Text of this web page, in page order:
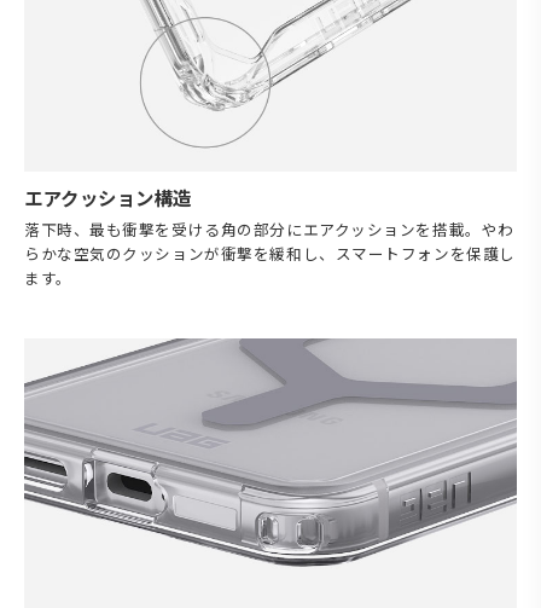
エアクッション構造
落下時、最も衝撃を受ける角の部分にエアクッションを搭載。やわ
らかな空気のクッションが衝撃を緩和し、スマートフォンを保護し
ます。